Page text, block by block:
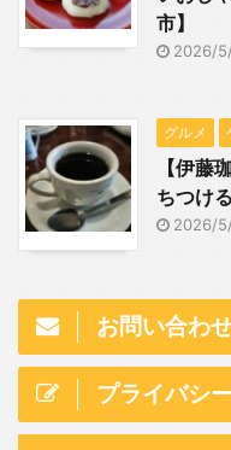
市】
2026/
グルメ
【伊藤
ちつけ
2026/
お問い合わ
プライバシ